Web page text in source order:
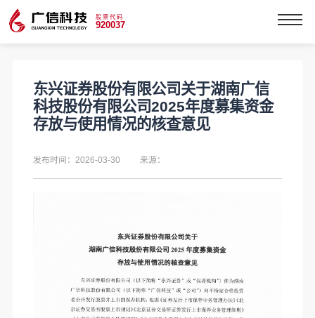
股票代码
920037
东兴证券股份有限公司关于湖南广信
科技股份有限公司2025年度募集资金
存放与使用情况的核查意见
发布时间：2026-03-30 来源：